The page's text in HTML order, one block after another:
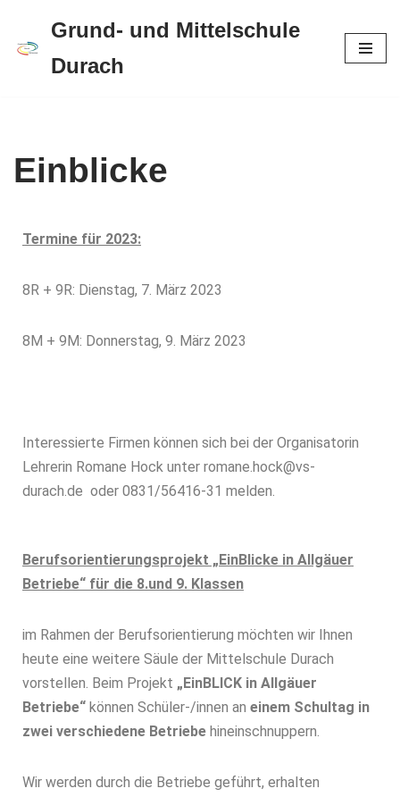
Zum
Grund- und Mittelschule
Durach
Einblicke
Termine für 2023:
8R + 9R: Dienstag, 7. März 2023
8M + 9M: Donnerstag, 9. März 2023
Interessierte Firmen können sich bei der Organisatorin
Lehrerin Romane Hock unter romane.hock@vs-
durach.de oder 0831/56416-31 melden.
Berufsorientierungsprojekt „EinBlicke in Allgäuer
Betriebe“ für die 8.und 9. Klassen
im Rahmen der Berufsorientierung möchten wir Ihnen
heute eine weitere Säule der Mittelschule Durach
vorstellen. Beim Projekt „EinBLICK in Allgäuer
Betriebe“ können Schüler-/innen an einem Schultag in
zwei verschiedene Betriebe hineinschnuppern.
Wir werden durch die Betriebe geführt, erhalten